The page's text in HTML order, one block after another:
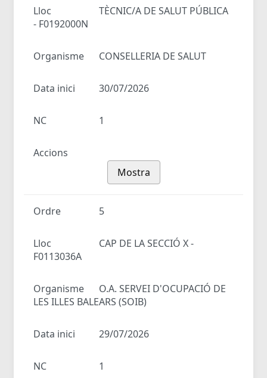
Lloc
TÈCNIC/A DE SALUT PÚBLICA
- F0192000N
Organisme CONSELLERIA DE SALUT
Data inici 30/07/2026
NC 1
Accions
Mostra
Ordre 5
Lloc
CAP DE LA SECCIÓ X -
F0113036A
Organisme
O.A. SERVEI D'OCUPACIÓ DE
LES ILLES BALEARS (SOIB)
Data inici 29/07/2026
NC 1